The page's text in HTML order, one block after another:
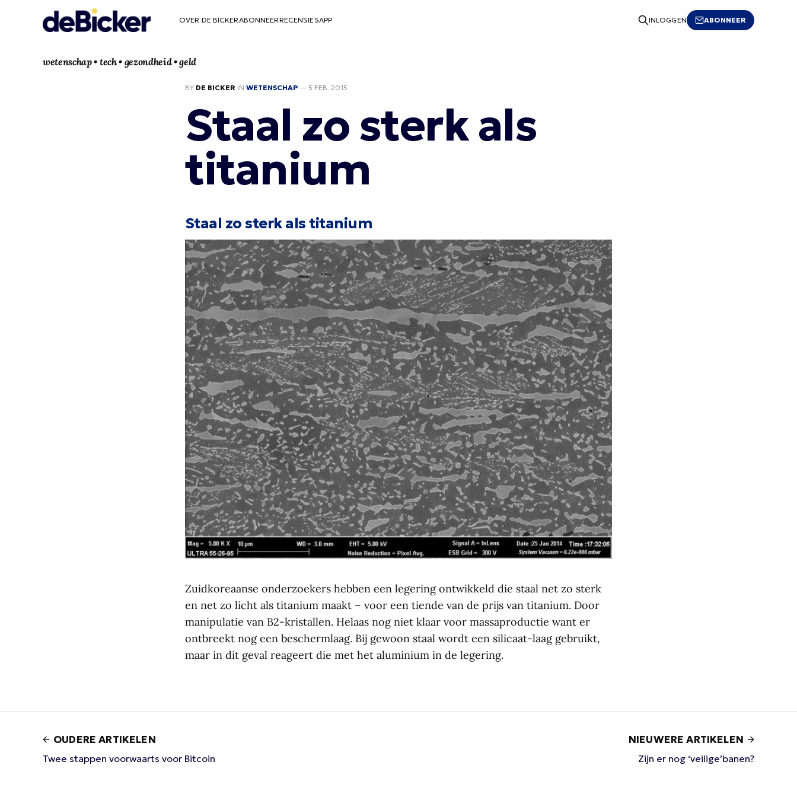
OVER DE BICKERABONNEERRECENSIESAPP INLOGGEN ABONNEER
wetenschap • tech • gezondheid • geld
BY DE BICKER IN WETENSCHAP — 5 FEB. 2015
Staal zo sterk als
titanium
Staal zo sterk als titanium
Zuidkoreaanse onderzoekers hebben een legering ontwikkeld die staal net zo sterk
en net zo licht als titanium maakt – voor een tiende van de prijs van titanium. Door
manipulatie van B2-kristallen. Helaas nog niet klaar voor massaproductie want er
ontbreekt nog een beschermlaag. Bij gewoon staal wordt een silicaat-laag gebruikt,
maar in dit geval reageert die met het aluminium in de legering.
OUDERE ARTIKELEN
Twee stappen voorwaarts voor Bitcoin
NIEUWERE ARTIKELEN
Zijn er nog ‘veilige’banen?